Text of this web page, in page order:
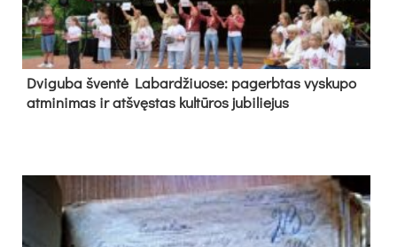
Dvi­gu­ba šven­tė La­bar­džiuo­se: pa­gerb­tas vys­ku­po
at­mi­ni­mas ir at­švęs­tas kul­tū­ros ju­bi­lie­jus